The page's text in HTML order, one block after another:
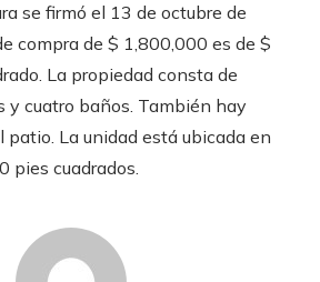
se firmó el 13 de octubre de
compra de $ 1,800,000 es de $
La propiedad consta de
y cuatro baños. También hay
patio. La unidad está ubicada en
pies cuadrados.